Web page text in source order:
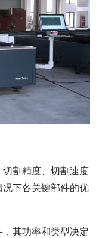
割精度、切割速度
下各关键部件的优
其功率和类型决定